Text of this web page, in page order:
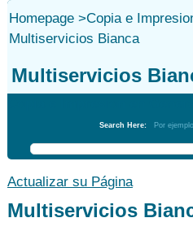
Homepage>Copia e
Multiservicios Bianca
Multiservicios
Search Here: Por
Actualizar su Página
Multiservicios